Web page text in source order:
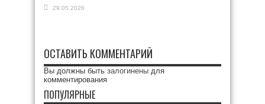
29.05.2026
ОСТАВИТЬ КОММЕНТАРИЙ
Вы должны быть залогинены для
комментирования
ПОПУЛЯРНЫЕ